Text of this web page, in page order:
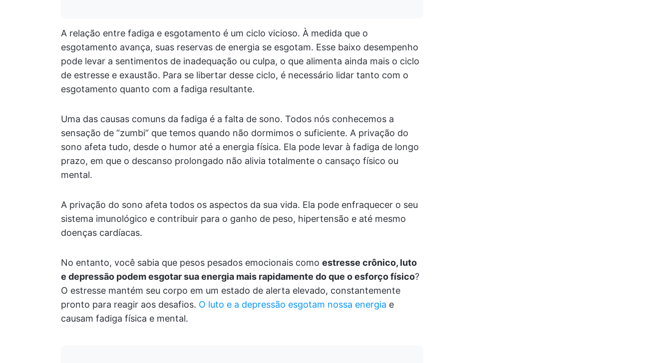
A relação entre fadiga e esgotamento é um ciclo vicioso. À medida que o
esgotamento avança, suas reservas de energia se esgotam. Esse baixo desempenho
pode levar a sentimentos de inadequação ou culpa, o que alimenta ainda mais o ciclo
de estresse e exaustão. Para se libertar desse ciclo, é necessário lidar tanto com o
esgotamento quanto com a fadiga resultante.
Uma das causas comuns da fadiga é a falta de sono. Todos nós conhecemos a
sensação de “zumbi” que temos quando não dormimos o suficiente. A privação do
sono afeta tudo, desde o humor até a energia física. Ela pode levar à fadiga de longo
prazo, em que o descanso prolongado não alivia totalmente o cansaço físico ou
mental.
A privação do sono afeta todos os aspectos da sua vida. Ela pode enfraquecer o seu
sistema imunológico e contribuir para o ganho de peso, hipertensão e até mesmo
doenças cardíacas.
No entanto, você sabia que pesos pesados emocionais como estresse crônico, luto
e depressão podem esgotar sua energia mais rapidamente do que o esforço físico?
O estresse mantém seu corpo em um estado de alerta elevado, constantemente
pronto para reagir aos desafios. O luto e a depressão esgotam nossa energia e
causam fadiga física e mental.